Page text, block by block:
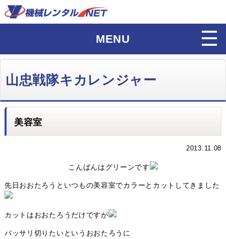
MENU
山忠戦隊キカレンジャー
美容室
2013.11.08
こんばんはグリーンです
先日おおたろうといつもの美容室でカラーとカットしてきました
カットはおおたろうだけですが
バッサリ切りたいというおおたろうに